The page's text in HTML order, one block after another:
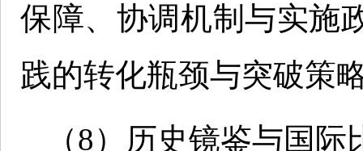
保障、协调机制与实施
践的转化瓶颈与突破策
（8）历史镜鉴与国